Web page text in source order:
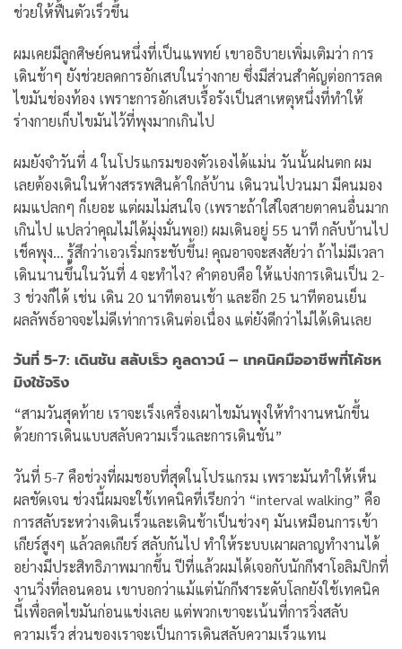
ช่วยให้ฟื้นตัวเร็วขึ้น
ผมเคยมีลูกศิษย์คนหนึ่งที่เป็นแพทย์ เขาอธิบายเพิ่มเติมว่า การ
เดินช้าๆ ยังช่วยลดการอักเสบในร่างกาย ซึ่งมีส่วนสำคัญต่อการลด
ไขมันช่องท้อง เพราะการอักเสบเรื้อรังเป็นสาเหตุหนึ่งที่ทำให้
ร่างกายเก็บไขมันไว้ที่พุงมากเกินไป
ผมยังจำวันที่ 4 ในโปรแกรมของตัวเองได้แม่น วันนั้นฝนตก ผม
เลยต้องเดินในห้างสรรพสินค้าใกล้บ้าน เดินวนไปวนมา มีคนมอง
ผมแปลกๆ ก็เยอะ แต่ผมไม่สนใจ (เพราะถ้าใส่ใจสายตาคนอื่นมาก
เกินไป แปลว่าคุณไม่ได้มุ่งมั่นพอ!) ผมเดินอยู่ 55 นาที กลับบ้านไป
เช็คพุง… รู้สึกว่าเอวเริ่มกระชับขึ้น! คุณอาจจะสงสัยว่า ถ้าไม่มีเวลา
เดินนานขึ้นในวันที่ 4 จะทำไง? คำตอบคือ ให้แบ่งการเดินเป็น 2-
3 ช่วงก็ได้ เช่น เดิน 20 นาทีตอนเช้า และอีก 25 นาทีตอนเย็น
ผลลัพธ์อาจจะไม่ดีเท่าการเดินต่อเนื่อง แต่ยังดีกว่าไม่ได้เดินเลย
วันที่ 5-7: เดินชัน สลับเร็ว คูลดาวน์ – เทคนิคมืออาชีพที่โค้ชห
มิงใช้จริง
“สามวันสุดท้าย เราจะเร็งเครื่องเผาไขมันพุงให้ทำงานหนักขึ้น
ด้วยการเดินแบบสลับความเร็วและการเดินชัน”
วันที่ 5-7 คือช่วงที่ผมชอบที่สุดในโปรแกรม เพราะมันทำให้เห็น
ผลชัดเจน ช่วงนี้ผมจะใช้เทคนิคที่เรียกว่า “interval walking” คือ
การสลับระหว่างเดินเร็วและเดินช้าเป็นช่วงๆ มันเหมือนการเข้า
เกียร์สูงๆ แล้วลดเกียร์ สลับกันไป ทำให้ระบบเผาผลาญทำงานได้
อย่างมีประสิทธิภาพมากขึ้นปีที่แล้วผมได้เจอกับนักกีฬาโอลิมปิกที่
งานวิ่งที่ลอนดอน เขาบอกว่าแม้แต่นักกีฬาระดับโลกยังใช้เทคนิค
นี้เพื่อลดไขมันก่อนแข่งเลย แต่พวกเขาจะเน้นที่การวิ่งสลับ
ความเร็ว ส่วนของเราจะเป็นการเดินสลับความเร็วแทน